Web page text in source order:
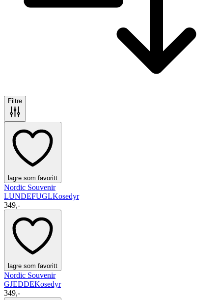
Filtre
lagre som favoritt
Nordic Souvenir
LUNDEFUGLKosedyr
349,-
lagre som favoritt
Nordic Souvenir
GJEDDEKosedyr
349,-